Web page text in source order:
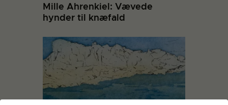
Mille Ahrenkiel: Vævede
hynder til knæfald